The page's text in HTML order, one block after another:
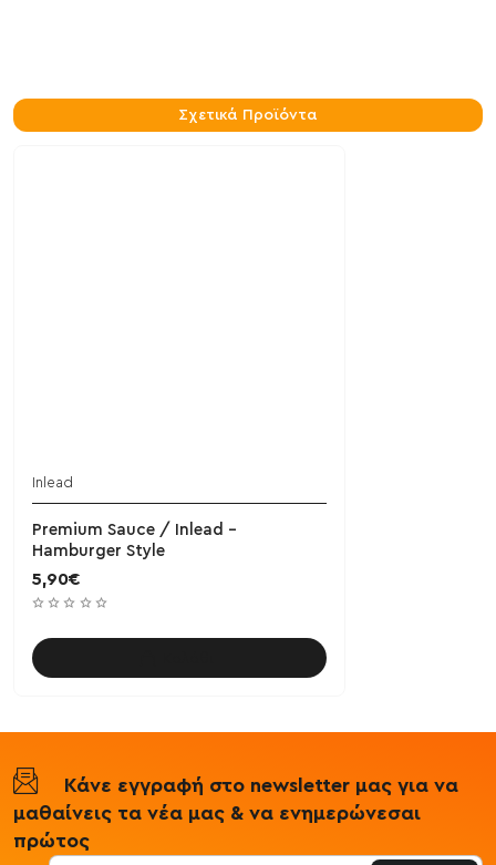
Σχετικά Προϊόντα
Inlead
Premium Sauce / Inlead -
Hamburger Style
5,90€
Κάνε εγγραφή στο newsletter μας για να
μαθαίνεις τα νέα μας & να ενημερώνεσαι
πρώτος